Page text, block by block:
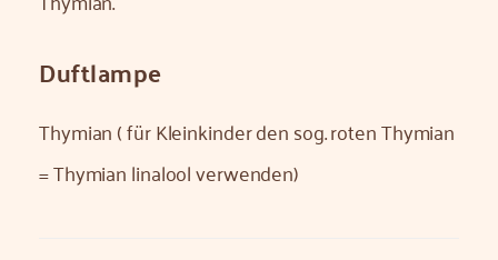
Duftlampe
Thymian ( für Kleinkinder den sog. roten Thymian
= Thymian linalool verwenden)